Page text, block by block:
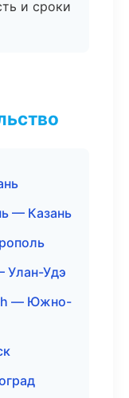
и сроки
— Казань
Улан-Удэ
— Южно-